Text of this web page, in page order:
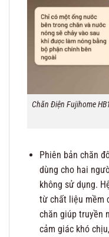
Chăn Điện Fujihome
Phiên bản chăn
dùng cho hai
không sử dụng.
từ chất liệu mềm
chăn giúp truyền
cảm giác khó